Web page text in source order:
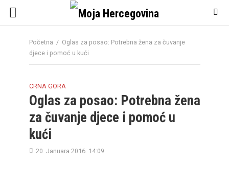
Početna / Oglas za posao: Potrebna žena za čuvanje
djece i pomoć u kući
CRNA GORA
Oglas za posao: Potrebna žena
za čuvanje djece i pomoć u
kući
20. Januara 2016. 14:09